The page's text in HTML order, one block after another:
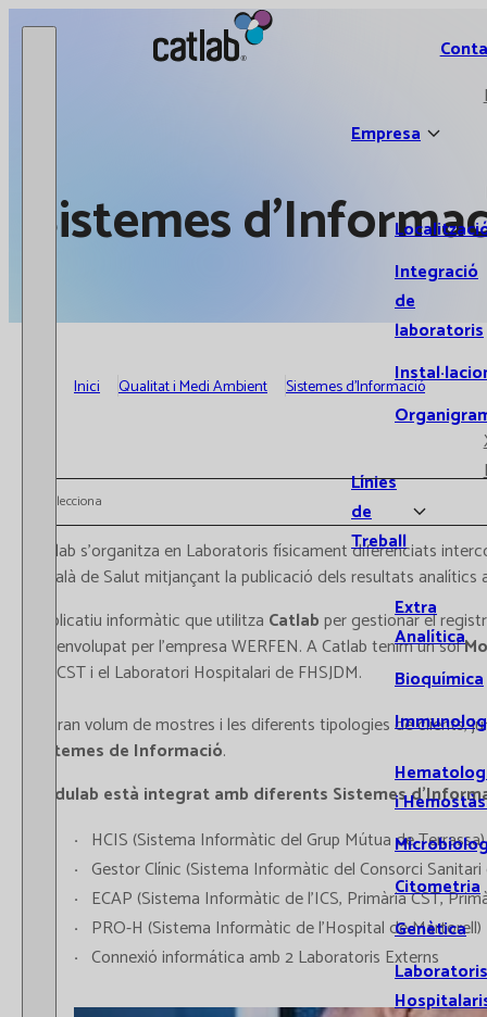
Catlab.
Empresa
Integració
de
laboratoris
Línies
de
Treball
Extra
Analítica
Bioquímica
i
Citometria
Genètica
Laboratoris
Sistemes
Inici Qualitat i Medi Ambient Sistemes d’Informació
Selecciona
Catlab s’organitza en Laboratoris físicament diferenciats
Català de Salut mitjançant la publicació dels resultats
L’aplicatiu informàtic que utilitza Catlabper gestionar el
desenvolupat per l'empresa WERFEN. A Catlab tenim un sol
del CST i el Laboratori Hospitalari de FHSJDM.
El gran volum de mostres i les diferents tipologies de
Sistemes de Informació.
Modulab està integrat amb diferents Sistemes
HCIS (Sistema Informàtic del Grup Mútua de Terrassa)
Gestor Clínic (Sistema Informàtic del Consorci Sanitari
ECAP (Sistema Informàtic de l’ICS, Primària CST,
PRO-H (Sistema Informàtic de l’Hospital de Martorell)
Connexió informática amb 2 Laboratoris Externs